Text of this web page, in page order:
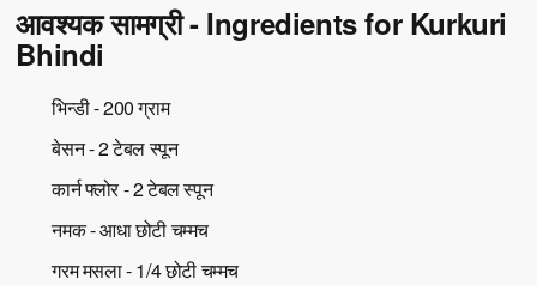
आवश्यक सामग्री - Ingredients for Kurkuri
Bhindi
भिन्डी - 200 ग्राम
बेसन - 2 टेबल स्पून
कार्न फ्लोर - 2 टेबल स्पून
नमक - आधा छोटी चम्मच
गरम मसला - 1/4 छोटी चम्मच